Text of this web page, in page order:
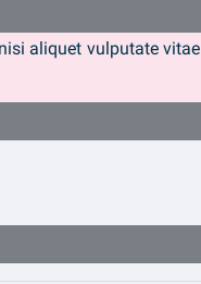
aliquet vulputate